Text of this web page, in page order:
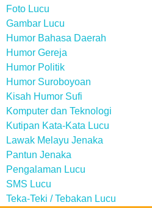
Foto Lucu
Gambar Lucu
Humor Bahasa Daerah
Humor Gereja
Humor Politik
Humor Suroboyoan
Kisah Humor Sufi
Komputer dan Teknologi
Kutipan Kata-Kata Lucu
Lawak Melayu Jenaka
Pantun Jenaka
Pengalaman Lucu
SMS Lucu
Teka-Teki / Tebakan Lucu